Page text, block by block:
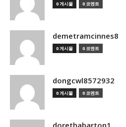
0 게시물 0 코멘트
demetramcinnes8
0 게시물 0 코멘트
dongcwl8572932
0 게시물 0 코멘트
dorethabarton1